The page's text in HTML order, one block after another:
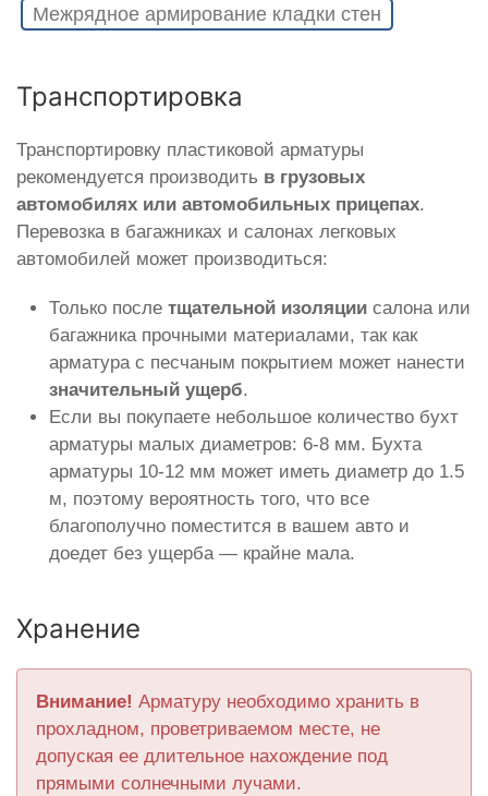
Межрядное армирование кладки стен
Транспортировка
Транспортировку пластиковой арматуры
рекомендуется производить в грузовых
автомобилях или автомобильных прицепах.
Перевозка в багажниках и салонах легковых
автомобилей может производиться:
Только после тщательной изоляции салона или
багажника прочными материалами, так как
арматура с песчаным покрытием может нанести
значительный ущерб.
Если вы покупаете небольшое количество бухт
арматуры малых диаметров: 6-8 мм. Бухта
арматуры 10-12 мм может иметь диаметр до 1.5
м, поэтому вероятность того, что все
благополучно поместится в вашем авто и
доедет без ущерба — крайне мала.
Хранение
Внимание! Арматуру необходимо хранить в
прохладном, проветриваемом месте, не
допуская ее длительное нахождение под
прямыми солнечными лучами.